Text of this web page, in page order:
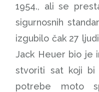
1954., ali se
sigurnosnih
izgubilo čak 27
Jack Heuer bio je
stvoriti sat koji bi
potrebe moto